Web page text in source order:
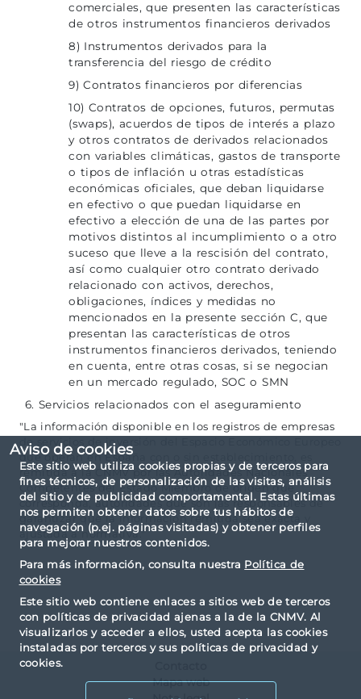
Aviso de cookies
Este sitio web utiliza cookies propias y de terceros para
fines técnicos, de personalización de las visitas, análisis
del sitio y de publicidad comportamental. Estas últimas
nos permiten obtener datos sobre tus hábitos de
navegación (p.ej. páginas visitadas) y obtener perfiles
para mejorar nuestros contenidos.
Para más información, consulta nuestra Política de
cookies
Este sitio web contiene enlaces a sitios web de terceros
con políticas de privacidad ajenas a la de la CNMV. Al
visualizarlos y acceder a ellos, usted acepta las cookies
instaladas por terceros y sus políticas de privacidad y
cookies.
comerciales, que presenten las características
de otros instrumentos financieros derivados
8) Instrumentos derivados para la
transferencia del riesgo de crédito
9) Contratos financieros por diferencias
10) Contratos de opciones, futuros, permutas
(swaps), acuerdos de tipos de interés a plazo
y otros contratos de derivados relacionados
con variables climáticas, gastos de transporte
o tipos de inflación u otras estadísticas
económicas oficiales, que deban liquidarse
en efectivo o que puedan liquidarse en
efectivo a elección de una de las partes por
motivos distintos al incumplimiento o a otro
suceso que lleve a la rescisión del contrato,
así como cualquier otro contrato derivado
relacionado con activos, derechos,
obligaciones, índices y medidas no
mencionados en la presente sección C, que
presentan las características de otros
instrumentos financieros derivados, teniendo
en cuenta, entre otras cosas, si se negocian
en un mercado regulado, SOC o SMN
6. Servicios relacionados con el aseguramiento
"La información disponible en los registros de empresas
de servicios de inversión del Espacio Económico Europeo
que operan en España con o sin establecimiento, es
remitida a la CNMV por las Autoridades Nacionales
Competentes del Estado Miembro de origen que
corresponda, autoridades que son las responsables de
garantizar que la información remitida sea exacta y
ajustada a normativa."
Mapa web